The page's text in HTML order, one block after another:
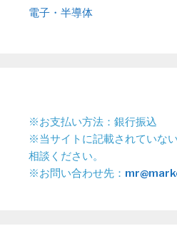
電子・半導体
※お支払い方法：銀行振込
※当サイトに記載されていな
相談ください。
※お問い合わせ先：